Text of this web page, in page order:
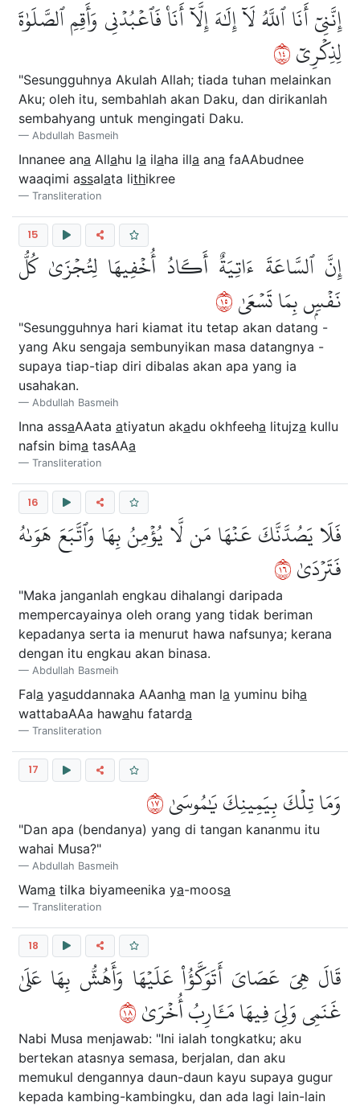
إِنَّنِيٓ أَنَا ٱللَّهُ لَآ إِلَٰهَ إِلَّآ أَنَا۠ فَٱعۡبُدۡنِي وَأَقِمِ ٱلصَّلَوٰةَ
لِذِكۡرِيٓ٤١
"Sesungguhnya Akulah Allah; tiada tuhan melainkan
Aku; oleh itu, sembahlah akan Daku, dan dirikanlah
sembahyang untuk mengingati Daku.
Abdullah Basmeih
Innanee ana Allahu la ilaha illa ana faAAbudnee
waaqimi assalata lithikree
Transliteration
15
إِنَّ ٱلسَّاعَةَ ءَاتِيَةٌ أَكَادُ أُخۡفِيهَا لِتُجۡزَىٰ كُلُّ
نَفۡسِۭ بِمَا تَسۡعَىٰ٥١
"Sesungguhnya hari kiamat itu tetap akan datang -
yang Aku sengaja sembunyikan masa datangnya -
supaya tiap-tiap diri dibalas akan apa yang ia
usahakan.
Abdullah Basmeih
Inna assaAAata atiyatun akadu okhfeeha litujza kullu
nafsin bima tasAAa
Transliteration
16
فَلَا يَصُدَّنَّكَ عَنۡهَا مَن لَّا يُؤۡمِنُ بِهَا وَٱتَّبَعَ هَوَىٰهُ
فَتَرۡدَىٰ٦١
"Maka janganlah engkau dihalangi daripada
mempercayainya oleh orang yang tidak beriman
kepadanya serta ia menurut hawa nafsunya; kerana
dengan itu engkau akan binasa.
Abdullah Basmeih
Fala yasuddannaka AAanha man la yuminu biha
wattabaAAa hawahu fatarda
Transliteration
17
وَمَا تِلۡكَ بِيَمِينِكَ يَٰمُوسَىٰ٧١
"Dan apa (bendanya) yang di tangan kananmu itu
wahai Musa?"
Abdullah Basmeih
Wama tilka biyameenika ya-moosa
Transliteration
18
قَالَ هِيَ عَصَايَ أَتَوَكَّؤُاْ عَلَيۡهَا وَأَهُشُّ بِهَا عَلَىٰ
غَنَمِي وَلِيَ فِيهَا مَـَٔارِبُ أُخۡرَىٰ٨١
Nabi Musa menjawab: "Ini ialah tongkatku; aku
bertekan atasnya semasa, berjalan, dan aku
memukul dengannya daun-daun kayu supaya gugur
kepada kambing-kambingku, dan ada lagi lain-lain